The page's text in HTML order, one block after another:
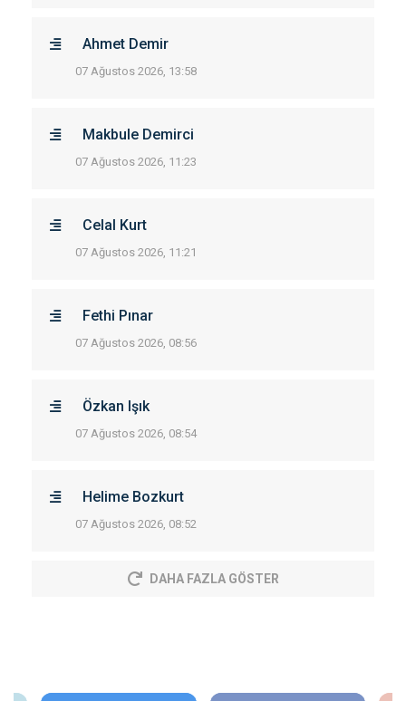
Ahmet Demir
07 Ağustos 2026, 13:58
Makbule Demirci
07 Ağustos 2026, 11:23
Celal Kurt
07 Ağustos 2026, 11:21
Fethi Pınar
07 Ağustos 2026, 08:56
Özkan Işık
07 Ağustos 2026, 08:54
Helime Bozkurt
07 Ağustos 2026, 08:52
DAHA FAZLA GÖSTER